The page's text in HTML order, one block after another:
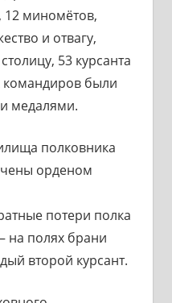
миномётов,
и отвагу,
53 курсанта
командиров были
медалями.
полковника
орденом
потери полка
на полях брани
второй курсант.